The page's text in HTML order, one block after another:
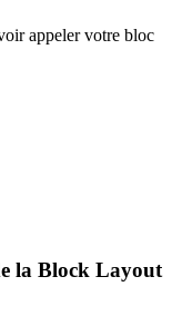
appeler votre bloc
la Block Layout